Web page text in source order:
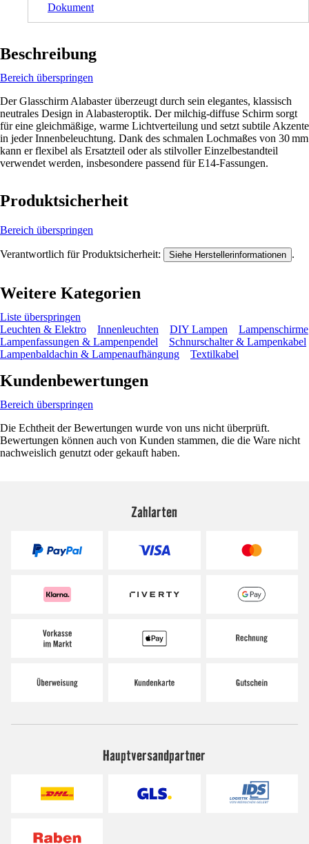
Dokument
Beschreibung
Bereich überspringen
Der Glasschirm Alabaster überzeugt durch sein elegantes, klassisch
neutrales Design in Alabasteroptik. Der milchig-diffuse Schirm sorgt
für eine gleichmäßige, warme Lichtverteilung und setzt subtile Akzente
in jeder Innenbeleuchtung. Dank des schmalen Lochmaßes von 30 mm
kann er flexibel als Ersatzteil oder als stilvoller Einzelbestandteil
verwendet werden, insbesondere passend für E14‑Fassungen.
Produktsicherheit
Bereich überspringen
Verantwortlich für Produktsicherheit: Siehe Herstellerinformationen .
Weitere Kategorien
Liste überspringen
Leuchten & Elektro
Innenleuchten DIY Lampen
Lampenschirme
Lampenfassungen & Lampenpendel
Schnurschalter & Lampenkabel
Lampenbaldachin & Lampenaufhängung
Textilkabel
Kundenbewertungen
Bereich überspringen
Die Echtheit der Bewertungen wurde von uns nicht überprüft.
Bewertungen können auch von Kunden stammen, die die Ware nicht
nachweislich genutzt oder gekauft haben.
Zahlarten
Hauptversandpartner